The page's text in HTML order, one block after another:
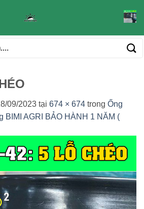
09/2023 tại 674 × 674 trong Ống
BIMI AGRI BẢO HÀNH 1 NĂM (